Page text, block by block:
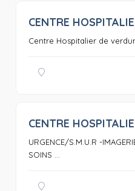
CENTRE
Centre Hospitalier de
CENTRE
URGENCE/S.M.U.R -
SOINS ...